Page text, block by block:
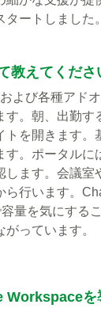
ートしました。
教えてくださ
よび各種アド
す。朝、出勤
トを開きます
。ポータルに
します。会議
行います。
量を気にする
っています。
Workspace